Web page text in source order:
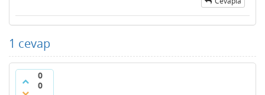
1 cevap
0
0